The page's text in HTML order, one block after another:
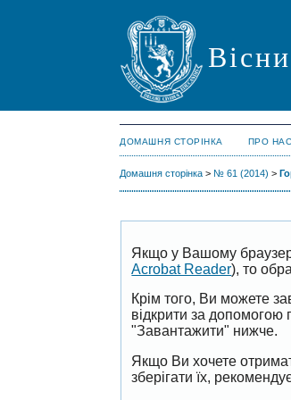
ДОМАШНЯ СТОРІНКА ПРО НАС
Домашня сторінка > № 61 (2014) >
Якщо у Вашому
Acrobat Reader), то
Крім того, Ви можете
відкрити за
"Завантажити" нижче.
Якщо Ви хочете
зберігати їх,